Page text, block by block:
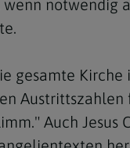
notwendig
gesamte
Austrittszahlen
Auch